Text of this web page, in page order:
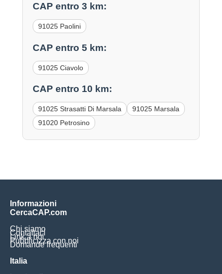
CAP entro 3 km:
91025 Paolini
CAP entro 5 km:
91025 Ciavolo
CAP entro 10 km:
91025 Strasatti Di Marsala
91025 Marsala
91020 Petrosino
Informazioni
CercaCAP.com
Chi siamo
Contattaci
Link a noi
Pubblicizza con noi
Domande frequenti
Italia